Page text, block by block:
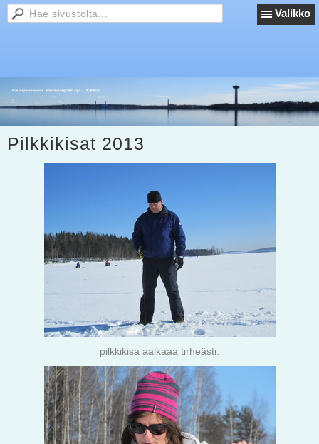
Valikko
Pilkkikisat 2013
pilkkikisa aalkaaa tirheästi.